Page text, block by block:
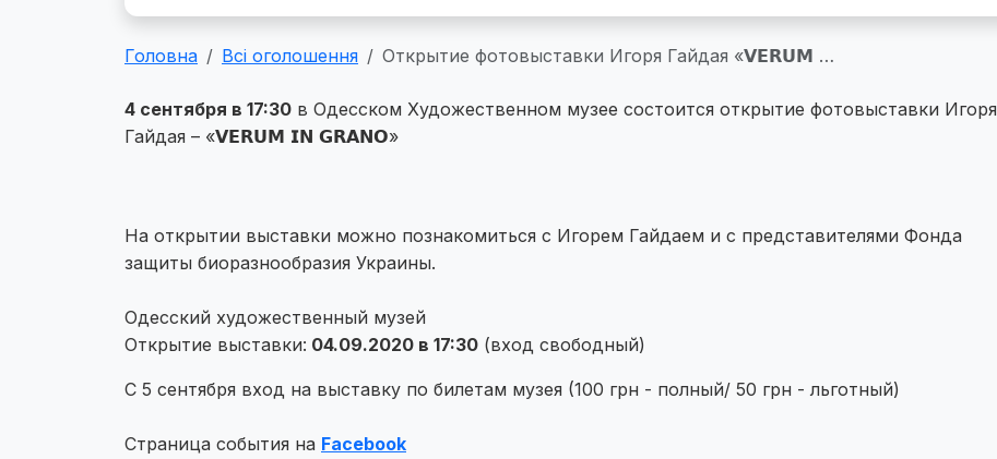
Головна Всі оголошення Открытие фотовыставки Игоря Гайдая «𝗩𝗘𝗥𝗨𝗠 …
4 сентября в 17:30 в Одесском Художественном музее состоится открытие фотовыставки Игоря
Гайдая – «𝗩𝗘𝗥𝗨𝗠 𝗜𝗡 𝗚𝗥𝗔𝗡𝗢»
На открытии выставки можно познакомиться с Игорем Гайдаем и с представителями Фонда
защиты биоразнообразия Украины.
Одесский художественный музей
Открытие выставки: 04.09.2020 в 17:30 (вход свободный)
С 5 сентября вход на выставку по билетам музея (100 грн - полный/ 50 грн - льготный)
Страница события на Facebook